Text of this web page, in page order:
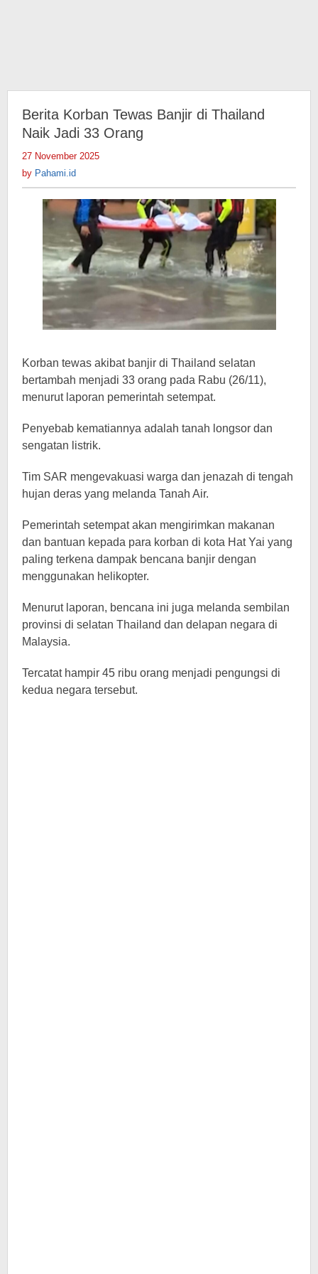
Berita Korban Tewas Banjir di Thailand
Naik Jadi 33 Orang
27 November 2025
by Pahami.id
Korban tewas akibat banjir di Thailand selatan
bertambah menjadi 33 orang pada Rabu (26/11),
menurut laporan pemerintah setempat.
Penyebab kematiannya adalah tanah longsor dan
sengatan listrik.
Tim SAR mengevakuasi warga dan jenazah di tengah
hujan deras yang melanda Tanah Air.
Pemerintah setempat akan mengirimkan makanan
dan bantuan kepada para korban di kota Hat Yai yang
paling terkena dampak bencana banjir dengan
menggunakan helikopter.
Menurut laporan, bencana ini juga melanda sembilan
provinsi di selatan Thailand dan delapan negara di
Malaysia.
Tercatat hampir 45 ribu orang menjadi pengungsi di
kedua negara tersebut.